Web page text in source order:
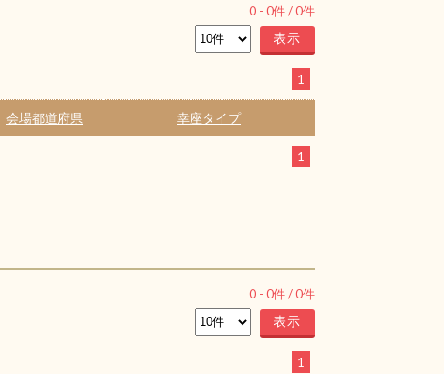
0 - 0件 /0件
1
会場都道府県 幸座タイプ
1
0 - 0件 /0件
1